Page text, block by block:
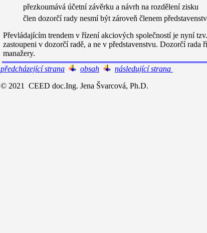
přezkoumává účetní závěrku a návrh na rozdělení zisku
člen dozorčí rady nesmí být zároveň členem
Převládajícím trendem v řízení akciových společností je nyní
zastoupeni v dozorčí radě, a ne v představenstvu. Dozorčí rada
manažery.
předcházející strana
obsah následující strana
© 2021 CEED doc.Ing. Jena Švarcová, Ph.D.